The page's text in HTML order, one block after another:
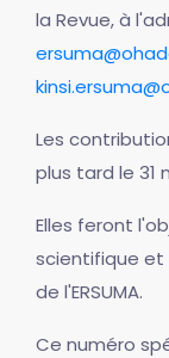
la Revue, à
Les
plus tard le 31
Elles feront
scientifique et
de l'ERSUMA.
Ce numéro